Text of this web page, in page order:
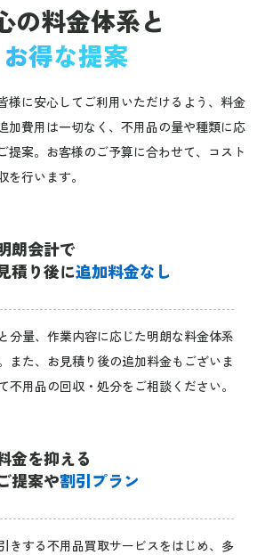
の料金体系と
お得な提案
様に安心してご利用いただけるよう、料金
加費用は一切なく、不用品の量や種類に応
提案。お客様のご予算に合わせて、コスト
行います。
朗会計で
積り後に追加料金なし
分量、作業内容に応じた明朗な料金体系
また、お見積り後の追加料金もございま
不用品の回収・処分をご相談ください。
金を抑える
提案や割引プラン
きする不用品買取サービスをはじめ、多